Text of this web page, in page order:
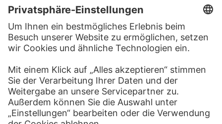
DER STÄDEL KURS
ZUR MODERNE
ZUM ONLINEKURS
CLOSE UP
ZU CLOSE UP